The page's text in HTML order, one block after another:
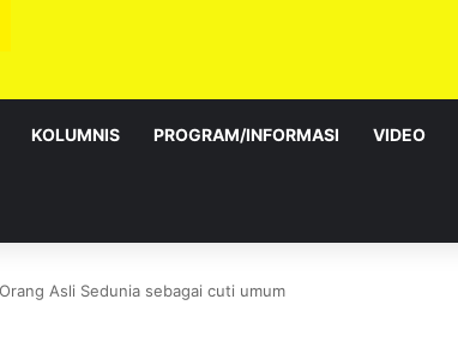
KOLUMNIS PROGRAM/INFORMASI VIDEO
Asli Sedunia sebagai cuti umum